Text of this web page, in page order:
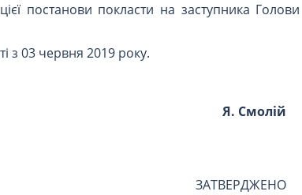
постанови покласти на заступника
з 03 червня 2019 року.
Я. Смолій
ЗАТВЕРДЖЕНО